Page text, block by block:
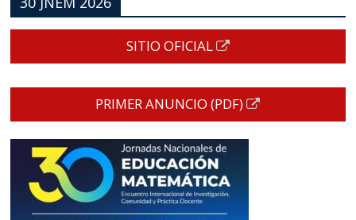
SITIO OFICIAL
PRIMER ANUNCIO (PDF)